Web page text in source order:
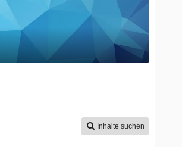
Inhalte suchen